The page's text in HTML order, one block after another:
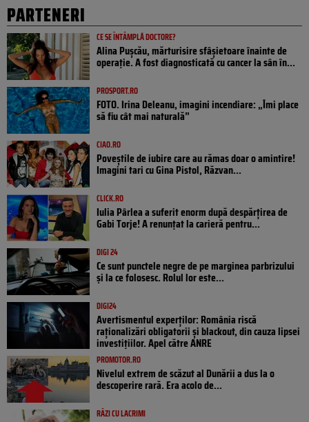
PARTENERI
CE SE ÎNTÂMPLĂ DOCTORE?
Alina Pușcău, mărturisire sfâșietoare înainte de
operație. A fost diagnosticată cu cancer la sân în...
PROSPORT.RO
FOTO. Irina Deleanu, imagini incendiare: „Îmi place
să fiu cât mai naturală”
CIAO.RO
Poveştile de iubire care au rămas doar o amintire!
Imagini tari cu Gina Pistol, Răzvan...
CLICK.RO
Iulia Pârlea a suferit enorm după despărțirea de
Gabi Torje! A renunțat la carieră pentru...
DIGI 24
Ce sunt punctele negre de pe marginea parbrizului
și la ce folosesc. Rolul lor este...
DIGI24
Avertismentul experților: România riscă
raționalizări obligatorii și blackout, din cauza lipsei
investițiilor. Apel către ANRE
PROMOTOR.RO
Nivelul extrem de scăzut al Dunării a dus la o
descoperire rară. Era acolo de...
RÂZI CU LACRIMI